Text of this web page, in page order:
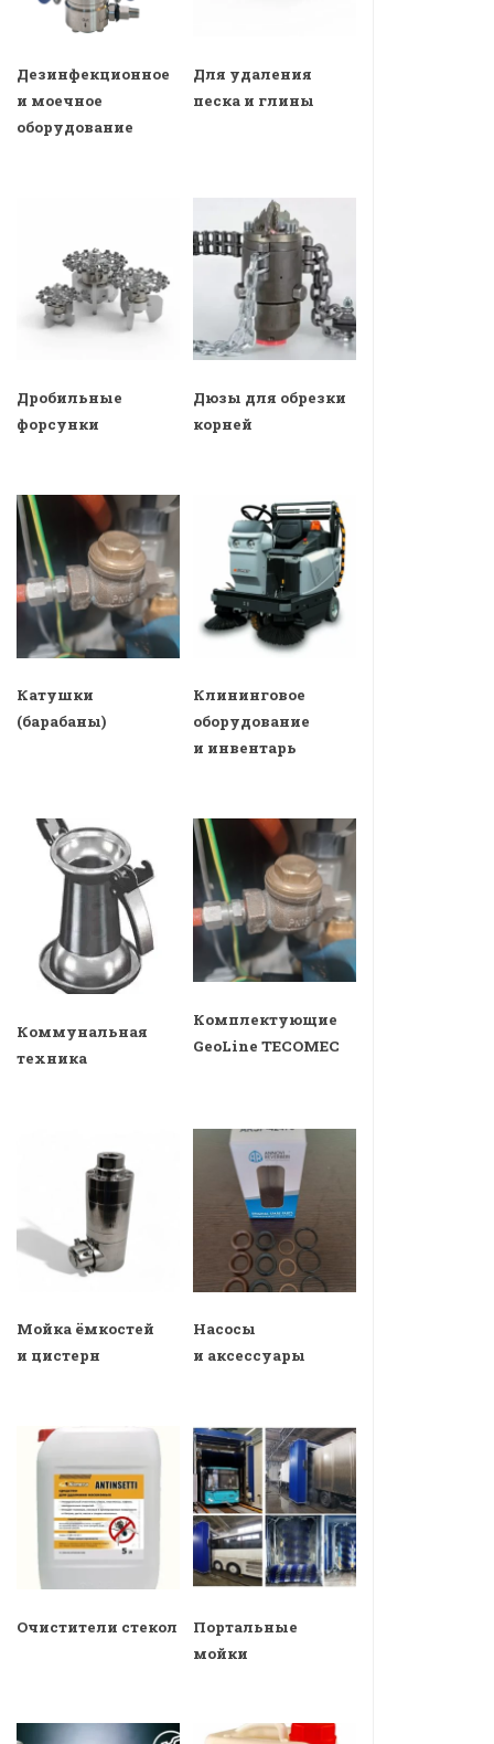
Дезинфекционное
и моечное
оборудование
Для удаления
песка и глины
Дробильные
форсунки
Дюзы для обрезки
корней
Катушки
(барабаны)
Клининговое
оборудование
и инвентарь
Коммунальная
техника
Комплектующие
GeoLine TECOMEC
Мойка ёмкостей
и цистерн
Насосы
и аксессуары
Очистители стекол
Портальные
мойки